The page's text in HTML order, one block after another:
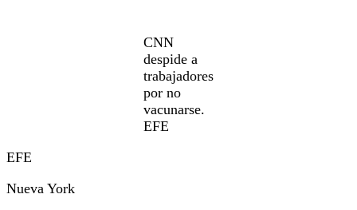
CNN
despide a
trabajadores
por no
vacunarse.
EFE
EFE
Nueva York